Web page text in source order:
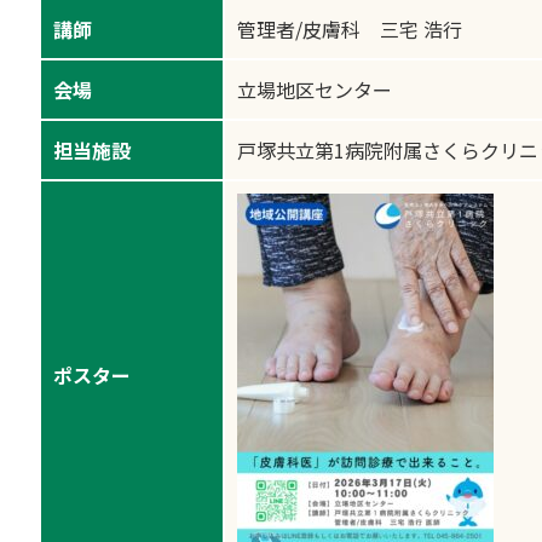
講師 管理者/皮膚科 三宅 浩行
会場 立場地区センター
担当施設 戸塚共立第1病院附属さくらクリ
ポスター